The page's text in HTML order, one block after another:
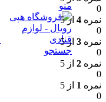
منو
جستجو
0
نمره 4 از 5
0
نمره 3 از 5
0
نمره 2 از 5
0
نمره 1 از 5
0